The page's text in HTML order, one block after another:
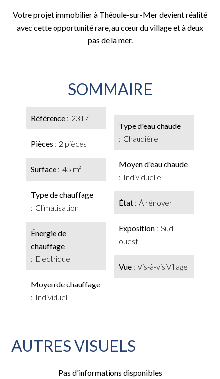
Votre projet immobilier à Théoule-sur-Mer devient réalité
avec cette opportunité rare, au cœur du village et à deux
pas de la mer.
SOMMAIRE
Référence 2317
Pièces 2 pièces
Surface 45 m²
Type de chauffage
Climatisation
Énergie de
chauffage
Electrique
Moyen de chauffage
Individuel
Type d'eau chaude
Chaudière
Moyen d'eau chaude
Individuelle
État À rénover
Exposition
Sud-
ouest
Vue Vis-à-vis Village
AUTRES VISUELS
Pas d'informations disponibles